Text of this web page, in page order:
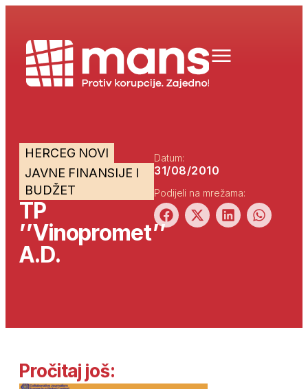
HERCEG NOVI
JAVNE FINANSIJE I
BUDŽET
TP
’’Vinopromet’’
A.D.
Datum:
31/08/2010
Podijeli na mrežama:
Pročitaj još: